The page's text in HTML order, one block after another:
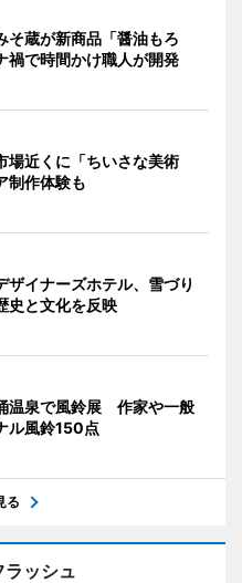
そ蔵が新商品「醤油もろ
で時間かけ職人が開発
場近くに「ちいさな美術
作体験も
ザイナーズホテル、雪づり
史と文化を反映
温泉で風鈴展 作家や一般
ル風鈴150点
る
ラッシュ